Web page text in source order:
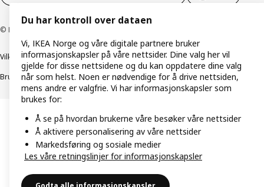
© Inter IKEA Systems B.V. 1999–2026
Vilkår og betingelserRetningslinjer for personvern
Bruk av informasjonskapsler (Cookies)Retningslinjer for ansvarlig avsløring
Du har kontroll over dataen
Vi, IKEA Norge og våre digitale partnere bruker
informasjonskapsler på våre nettsider. Dine valg her vil
gjelde for disse nettsidene og du kan oppdatere dine valg
når som helst. Noen er nødvendige for å drive nettsiden,
mens andre er valgfrie. Vi har informasjonskapsler som
brukes for:
Å se på hvordan brukerne våre besøker våre nettsider
Å aktivere personalisering av våre nettsider
Markedsføring og sosiale medier
Les våre retningslinjer for informasjonskapsler